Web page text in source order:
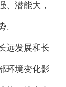
、潜能大，
。
远发展和长
环境变化影